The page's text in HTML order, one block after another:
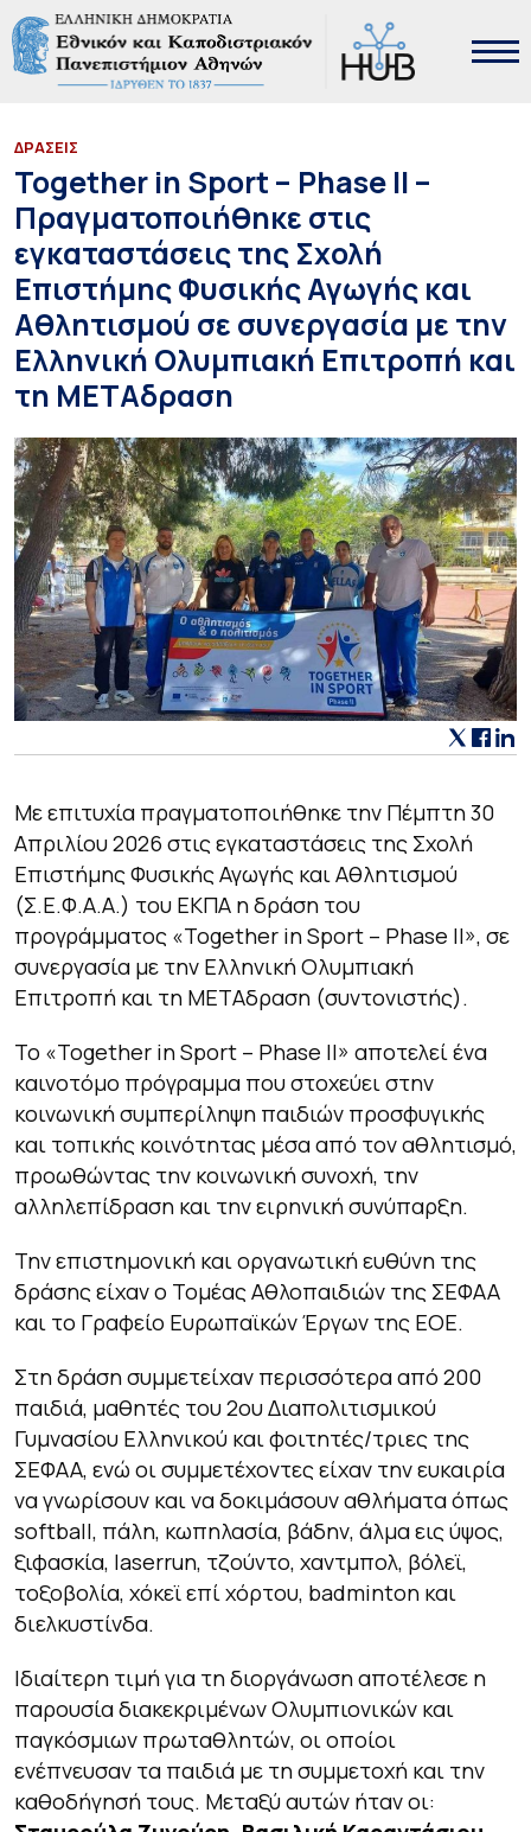
ΔΡΑΣΕΙΣ
Together in Sport – Phase II –
Πραγματοποιήθηκε στις
εγκαταστάσεις της Σχολή
Επιστήμης Φυσικής Αγωγής και
Αθλητισμού σε συνεργασία με την
Ελληνική Ολυμπιακή Επιτροπή και
τη ΜΕΤΑδραση
Με επιτυχία πραγματοποιήθηκε την Πέμπτη 30
Απριλίου 2026 στις εγκαταστάσεις της Σχολή
Επιστήμης Φυσικής Αγωγής και Αθλητισμού
(Σ.Ε.Φ.Α.Α.) του ΕΚΠΑ η δράση του
προγράμματος «Together in Sport – Phase II», σε
συνεργασία με την Ελληνική Ολυμπιακή
Επιτροπή και τη ΜΕΤΑδραση (συντονιστής).
Το «Together in Sport – Phase II» αποτελεί ένα
καινοτόμο πρόγραμμα που στοχεύει στην
κοινωνική συμπερίληψη παιδιών προσφυγικής
και τοπικής κοινότητας μέσα από τον αθλητισμό,
προωθώντας την κοινωνική συνοχή, την
αλληλεπίδραση και την ειρηνική συνύπαρξη.
Την επιστημονική και οργανωτική ευθύνη της
δράσης είχαν ο Τομέας Αθλοπαιδιών της ΣΕΦΑΑ
και το Γραφείο Ευρωπαϊκών Έργων της ΕΟΕ.
Στη δράση συμμετείχαν περισσότερα από 200
παιδιά, μαθητές του 2ου Διαπολιτισμικού
Γυμνασίου Ελληνικού και φοιτητές/τριες της
ΣΕΦΑΑ, ενώ οι συμμετέχοντες είχαν την ευκαιρία
να γνωρίσουν και να δοκιμάσουν αθλήματα όπως
softball, πάλη, κωπηλασία, βάδην, άλμα εις ύψος,
ξιφασκία, laserrun, τζούντο, χαντμπολ, βόλεϊ,
τοξοβολία, χόκεϊ επί χόρτου, badminton και
διελκυστίνδα.
Ιδιαίτερη τιμή για τη διοργάνωση αποτέλεσε η
παρουσία διακεκριμένων Ολυμπιονικών και
παγκόσμιων πρωταθλητών, οι οποίοι
ενέπνευσαν τα παιδιά με τη συμμετοχή και την
καθοδήγησή τους. Μεταξύ αυτών ήταν οι: